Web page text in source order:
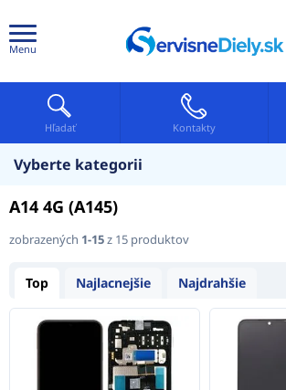
Menu
Hľadať Kontakty
Vyberte kategorii
A14 4G (A145)
zobrazených 1-15z 15 produktov
Top Najlacnejšie Najdrahšie